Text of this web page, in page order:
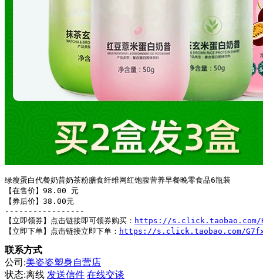
绿瘦蛋白代餐奶昔奶茶粉膳食纤维网红饱腹营养早餐晚零食品6瓶装
【在售价】98.00 元
【券后价】38.00元
-----------------
【立即领券】点击链接即可领券购买： https://s.click.taobao.com/
【立即下单】点击链接立即下单： https://s.click.taobao.com/
联系方式
公司:美姿姿塑身自营店
状态:离线 发送信件 在线交谈